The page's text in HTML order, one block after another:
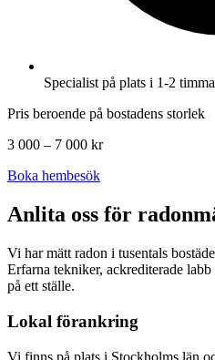
Specialist på plats i 1-2
Pris beroende på bostadens storlek
3 000 – 7 000 kr
Boka hembesök
Anlita oss för
Vi har mätt radon i tusentals
Erfarna tekniker, ackrediterade
på ett ställe.
Lokal förankring
Vi finns på plats i Stockholms län